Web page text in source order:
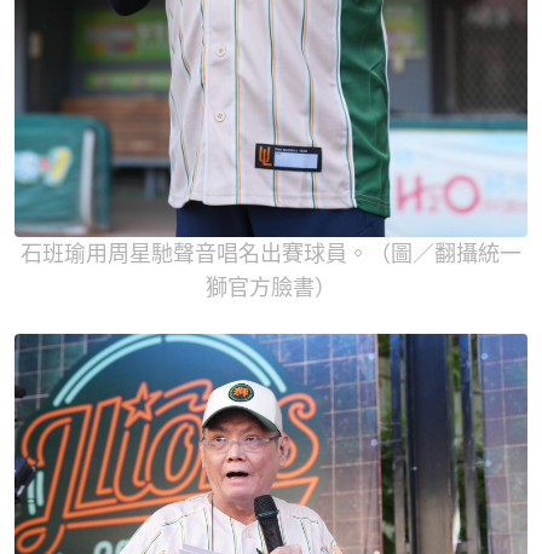
石班瑜用周星馳聲音唱名出賽球員。（圖／翻攝統一
獅官方臉書）